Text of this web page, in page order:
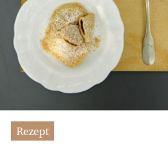
Rezept